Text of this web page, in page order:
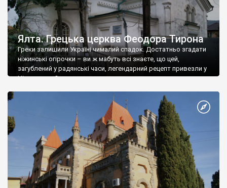
Ялта. Грецька церква Феодора Тирона
Греки залишили Україні чималий спадок. Достатньо згадати
ніжинські огірочки – ви ж мабуть всі знаєте, що цей,
загублений у радянські часи, легендарний рецепт привезли у
Ніжин греки?